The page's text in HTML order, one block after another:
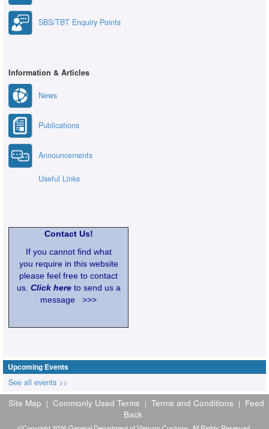
SBS/TBT Enquiry Points
Information & Articles
News
Publications
Announcements
Useful Links
Contact Us!
If you cannot find what
you require in this website
please feel free to contact
us. Click hereto send us a
message >>>
Upcoming Events
See all events >>
Site Map | Commonly Used Terms | Terms and Conditions | Feed
Back